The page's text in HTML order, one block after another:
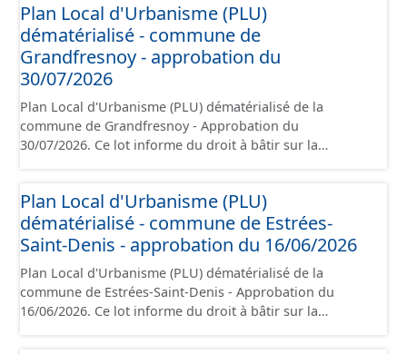
contient les pièces administratives, le rapport de
présentation, le PADD, le règlement (à l'exception des
plans de zonages), les annexes, les orientations
d'aménagement et les données géographiques. Malgré
l'attention portée à la création de ces données, il est
rappelé que seuls les documents papier font foi et sont
opposables d'un point de vue juridique.
Plan Local d'Urbanisme (PLU)
dématérialisé - commune de
Grandfresnoy - approbation du
30/07/2026
Plan Local d'Urbanisme (PLU) dématérialisé de la
commune de Grandfresnoy - Approbation du
30/07/2026. Ce lot informe du droit à bâtir sur la
du CNIG et contient les pièces administratives, le rapport
de présentation, le PADD, le règlement, les annexes, les
orientations d'aménagement et les données
de ces données, il est rappelé que seuls les documents
papier font foi et sont opposables d'un point de vue
juridique.
Plan Local d'Urbanisme (PLU)
dématérialisé - commune de Estrées-
Saint-Denis - approbation du 16/06/2026
Plan Local d'Urbanisme (PLU) dématérialisé de la
commune de Estrées-Saint-Denis - Approbation du
16/06/2026. Ce lot informe du droit à bâtir sur la